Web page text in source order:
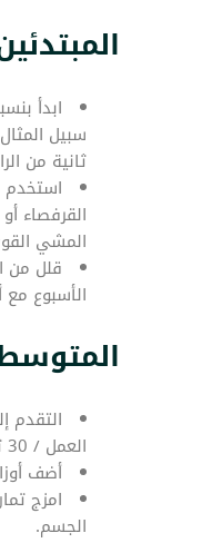
ثانية من
استخدم
القرفصاء
المشي
الأسبوع مع
العمل / 30 ثانية من الراحة).
أضف
امزج
الجسم.